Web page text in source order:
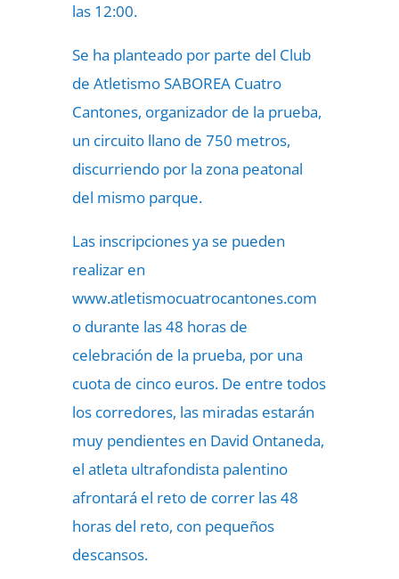
las 12:00.
Se ha planteado por parte del Club
de Atletismo SABOREA Cuatro
Cantones, organizador de la prueba,
un circuito llano de 750 metros,
discurriendo por la zona peatonal
del mismo parque.
Las inscripciones ya se pueden
realizar en
www.atletismocuatrocantones.com
o durante las 48 horas de
celebración de la prueba, por una
cuota de cinco euros. De entre todos
los corredores, las miradas estarán
muy pendientes en David Ontaneda,
el atleta ultrafondista palentino
afrontará el reto de correr las 48
horas del reto, con pequeños
descansos.